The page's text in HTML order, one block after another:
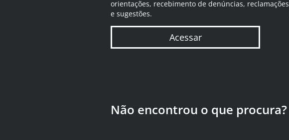
orientações, recebimento de denúncias, reclamações
e sugestões.
Acessar
Não encontrou o que procura?